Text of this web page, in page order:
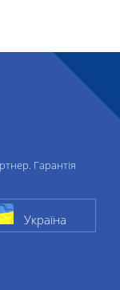
Гарантія
Україна